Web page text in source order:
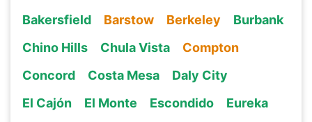
Bakersfield
Barstow Berkeley
Burbank
Chino Hills
Chula Vista
Compton
Concord
Costa Mesa
Daly City
El Cajón
El Monte Escondido
Eureka